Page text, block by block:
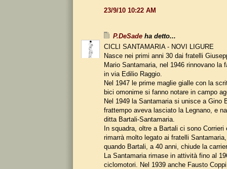
23/9/10 10:22 AM
P.DeSade ha detto...
CICLI SANTAMARIA - NOVI LIGURE
Nasce nei primi anni 30 dai fratelli
Mario Santamaria, nel 1946 rinnovano la
in via Edilio Raggio.
Nel 1947 le prime maglie gialle con la
bici omonime si fanno notare in campo
Nel 1949 la Santamaria si unisce a Gino
frattempo aveva lasciato la Legnano, e
ditta Bartali-Santamaria.
In squadra, oltre a Bartali ci sono Corrieri
rimarrà molto legato ai fratelli
quando Bartali, a 40 anni, chiude la
La Santamaria rimase in attività fino al
ciclomotori. Nel 1939 anche Fausto